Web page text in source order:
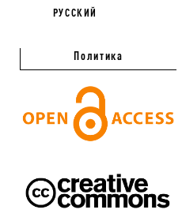
РУССКИЙ
Политика